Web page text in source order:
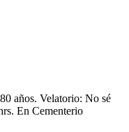
años. Velatorio: No sé
En Cementerio